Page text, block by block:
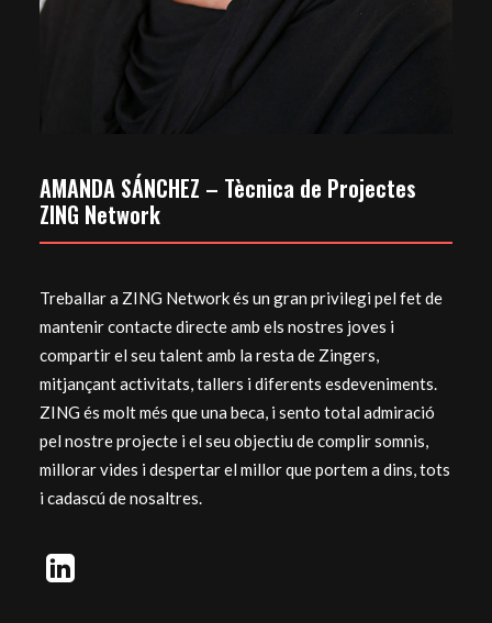
AMANDA SÁNCHEZ – Tècnica de Projectes
ZING Network
Treballar a ZING Network és un gran privilegi pel fet de
mantenir contacte directe amb els nostres joves i
compartir el seu talent amb la resta de Zingers,
mitjançant activitats, tallers i diferents esdeveniments.
ZING és molt més que una beca, i sento total admiració
pel nostre projecte i el seu objectiu de complir somnis,
millorar vides i despertar el millor que portem a dins, tots
i cadascú de nosaltres.